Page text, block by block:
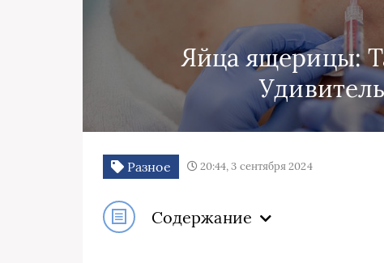
Яйца ящерицы:
Разное 20:44, 3 сентября 2024
Содержание